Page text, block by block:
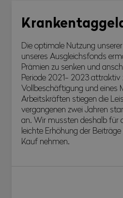
Die optimale Nutzung
unseres Ausgleichsfonds
Prämien zu senken und
Periode 2021- 2023 attraktiv
Vollbeschäftigung und eines
Arbeitskräften stiegen die
vergangenen zwei Jahren
an. Wir mussten deshalb für
leichte Erhöhung der
Kauf nehmen.